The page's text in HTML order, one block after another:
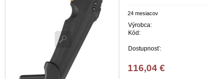
24 mesiacov
Výrobca:
Kód:
Dostupnosť:
116,04 €